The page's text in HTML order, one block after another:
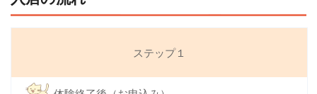
ステップ１